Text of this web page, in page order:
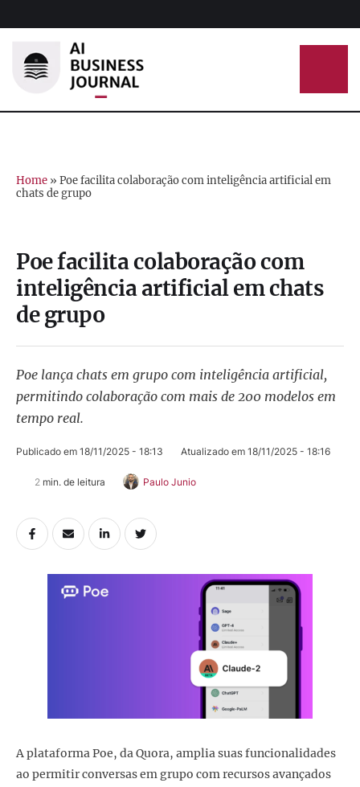
Home » Poe facilita colaboração com inteligência artificial em
chats de grupo
Poe facilita colaboração com
inteligência artificial em chats
de grupo
Poe lança chats em grupo com inteligência artificial,
permitindo colaboração com mais de 200 modelos em
tempo real.
Publicado em 18/11/2025 - 18:13 Atualizado em 18/11/2025 - 18:16
2 min. de leitura Paulo Junio
A plataforma Poe, da Quora, amplia suas funcionalidades
ao permitir conversas em grupo com recursos avançados